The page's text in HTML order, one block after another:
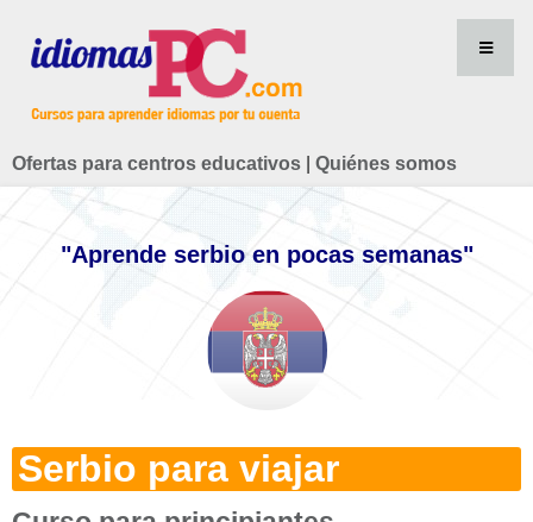
Ofertas para centros educativos Quiénes somos
"Aprende serbio en pocas semanas"
Serbio para viajar